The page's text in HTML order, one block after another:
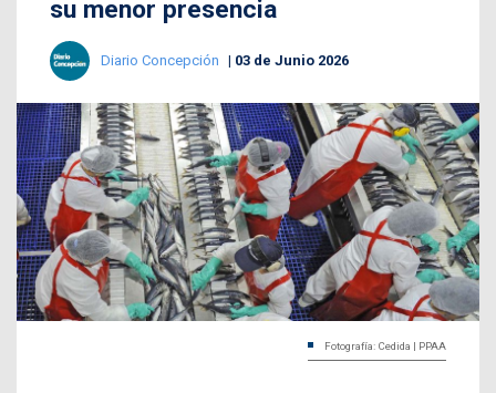
su menor presencia
Diario Concepción 03 de Junio 2026
Fotografía: Cedida | PPAA